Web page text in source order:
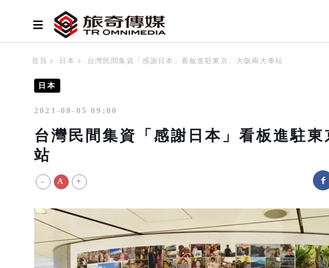
首頁 日本 台灣民間集資「感謝日本」看板進駐東京、大阪兩大車站
日本
2021-08-05 09:00
台灣民間集資「感謝日本」看板進駐
站
- A +